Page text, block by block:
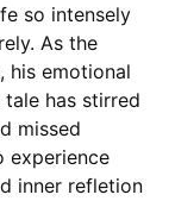
so intensely
As the
his emotional
has stirred
missed
experience
inner refletion